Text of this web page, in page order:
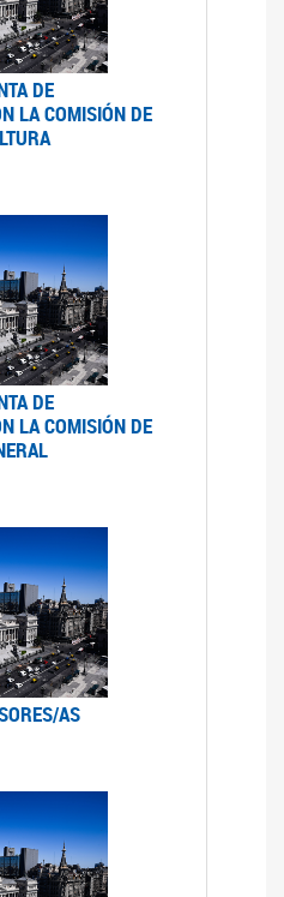
DE
LA COMISIÓN DE
DE
LA COMISIÓN DE
AS